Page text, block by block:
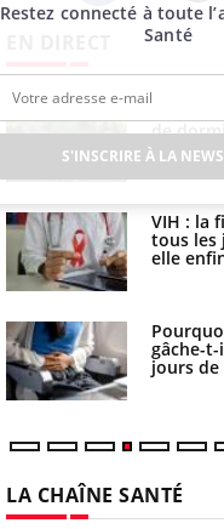
Facebook
de
VIH : la
tous les
elle
gâche-
jours de
noyade
Le
freiner
cancer ?
de
LA CHAÎNE SANTÉ
Restez connecté à toute
Santé
S'INSCRIRE À LA